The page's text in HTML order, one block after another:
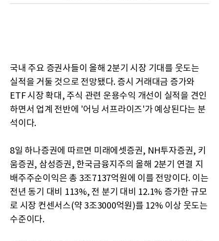
국내 주요 증권사들이 올해 2분기 시장 기대를 웃도는
실적을 거둘 것으로 전망됐다. 증시 거래대금 증가와
ETF 시장 확대, 주식 관련 운용수익 개선이 실적을 견인
하면서 업계 전반에 '어닝 서프라이즈'가 예상된다는 분
석이다.
8일 하나증권에 따르면 미래에셋증권, NH투자증권, 키
움증권, 삼성증권, 한국금융지주의 올해 2분기 연결 지
배주주순이익은 총 3조7137억원에 이를 전망이다. 이는
전년 동기 대비 113%, 전 분기 대비 12.1% 증가한 규모
로 시장 컨센서스(약 3조3000억원)를 12% 이상 웃도는
수준이다.